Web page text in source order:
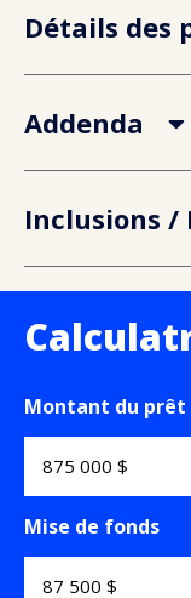
Détails des
Addenda
Inclusions /
Montant du prêt
Mise de fonds